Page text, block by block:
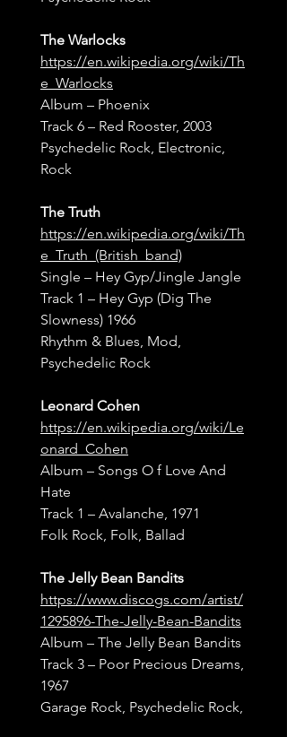
The Warlocks
https://en.wikipedia.org/wiki/Th
e_Warlocks
Album – Phoenix
Track 6 – Red Rooster, 2003
Psychedelic Rock, Electronic,
Rock
The Truth
https://en.wikipedia.org/wiki/Th
e_Truth_(British_band)
Single – Hey Gyp/Jingle Jangle
Track 1 – Hey Gyp (Dig The
Slowness) 1966
Rhythm & Blues, Mod,
Psychedelic Rock
Leonard Cohen
https://en.wikipedia.org/wiki/Le
onard_Cohen
Album – Songs O f Love And
Hate
Track 1 – Avalanche, 1971
Folk Rock, Folk, Ballad
The Jelly Bean Bandits
https://www.discogs.com/artist/
1295896-The-Jelly-Bean-Bandits
Album – The Jelly Bean Bandits
Track 3 – Poor Precious Dreams,
1967
Garage Rock, Psychedelic Rock,